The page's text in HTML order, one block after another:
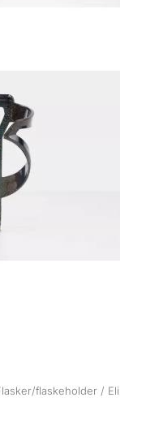
flaskeholder / Eli